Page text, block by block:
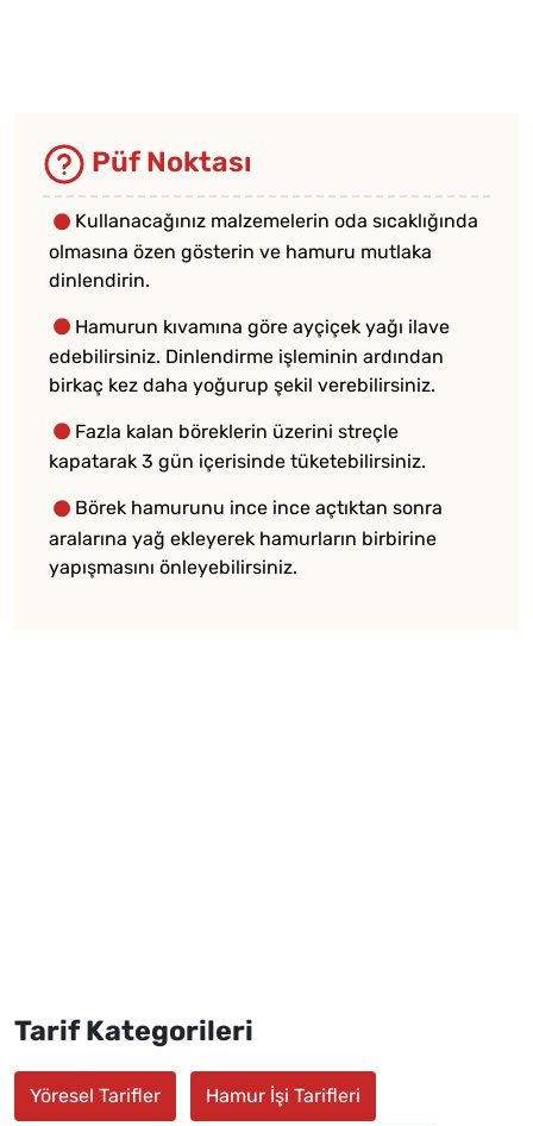
Püf Noktası
Kullanacağınız malzemelerin oda sıcaklığında
olmasına özen gösterin ve hamuru mutlaka
dinlendirin.
Hamurun kıvamına göre ayçiçek yağı ilave
edebilirsiniz. Dinlendirme işleminin ardından
birkaç kez daha yoğurup şekil verebilirsiniz.
Fazla kalan böreklerin üzerini streçle
kapatarak 3 gün içerisinde tüketebilirsiniz.
Börek hamurunu ince ince açtıktan sonra
aralarına yağ ekleyerek hamurların birbirine
yapışmasını önleyebilirsiniz.
Tarif Kategorileri
Yöresel Tarifler Hamur İşi Tarifleri